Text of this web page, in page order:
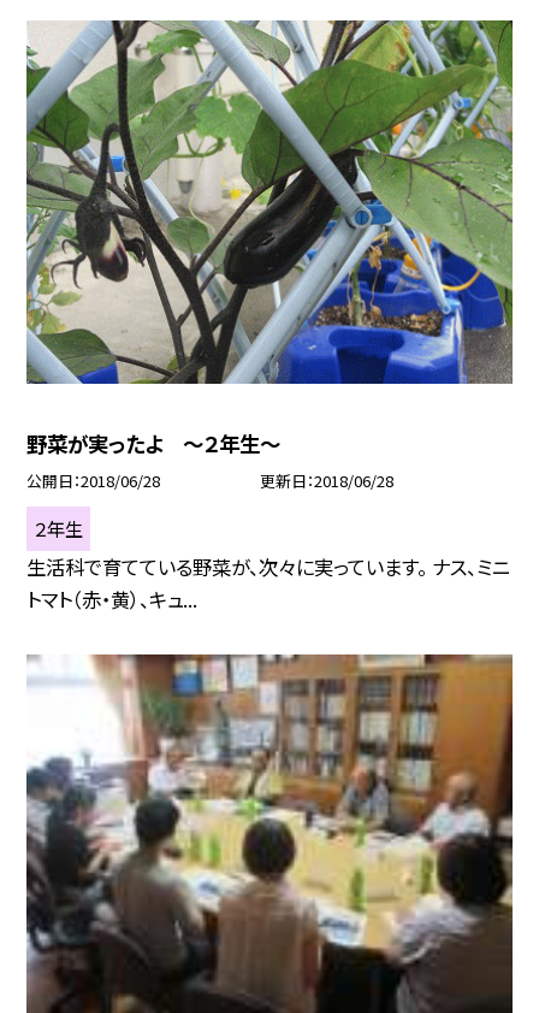
野菜が実ったよ 〜２年生〜
公開日 2018/06/28 更新日 2018/06/28
２年生
生活科で育てている野菜が、次々に実っています。 ナス、ミニ
トマト（赤・黄）、キュ...